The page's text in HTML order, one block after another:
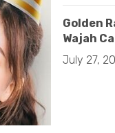
Golden
Wajah
July 27,